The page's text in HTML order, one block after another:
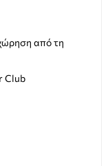
από τη
Club